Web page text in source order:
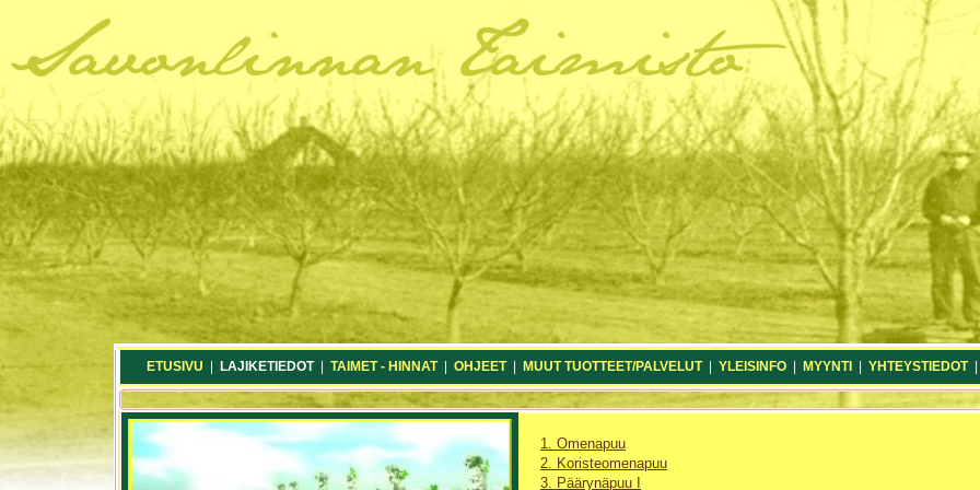
ETUSIVU LAJIKETIEDOT| TAIMET - HINNAT| OHJEET| MUUT TUOTTEET/PALVELUT| YLEISINFO MYYNTI YHTEYSTIEDOT
1. Omenapuu
2. Koristeomenapuu
3. Päärynäpuu I